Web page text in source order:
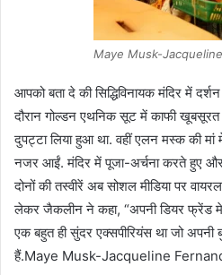
Maye Musk-
आपको बता दे की सिद्धिविनायक मंदिर में
दौरान गोल्डन एथनिक सूट में काफी खूबसूरत
दुपट्टा लिया हुआ था. वहीं एलन मस्क की
नजर आईं. मंदिर में पूजा-अर्चना करते हुए और
दोनों की तस्वीरें अब सोशल मीडिया पर
लेकर जैकलीन ने कहा, “अपनी डियर फ्रेंड
एक बहुत ही सुंदर एक्सपीरियंस था जो
हैं.Maye Musk-Jacqueline